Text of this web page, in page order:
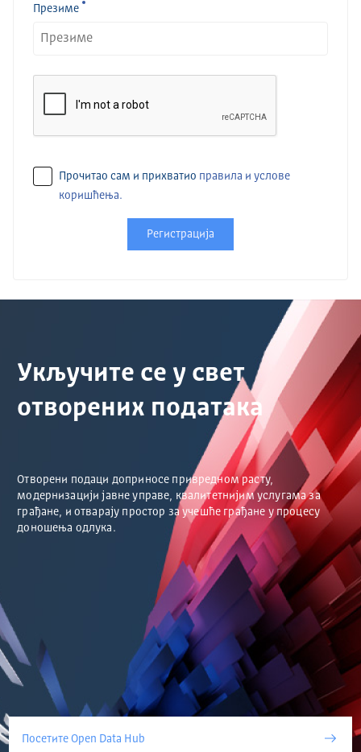
Презиме
Прочитао сам и прихватио правила и услове
коришћења.
Регистрација
Укључите се у свет
отворених података
Отворени подаци доприносе привредном расту,
модернизацији јавне управе, квалитетнијим услугама за
грађане, и отварају простор за учешће грађане у процесу
доношења одлука.
Посетите Open Data Hub